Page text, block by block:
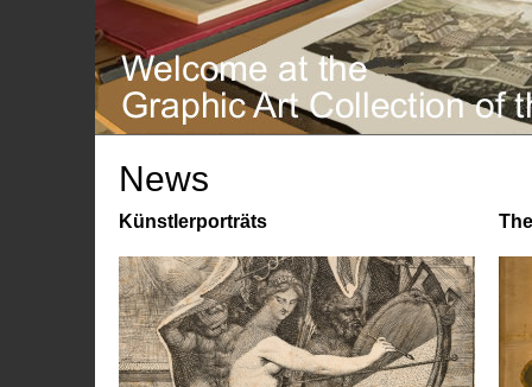
News
Künstlerporträts